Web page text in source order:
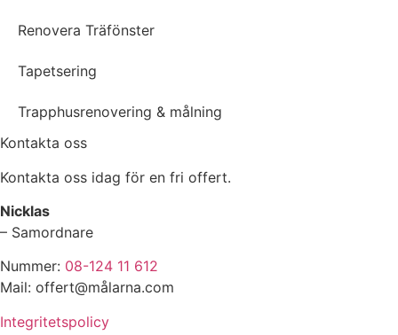
Renovera Träfönster
Tapetsering
Trapphusrenovering & målning
Kontakta oss
Kontakta oss idag för en fri offert.
Nicklas
– Samordnare
Nummer: 08-124 11 612
Mail: offert@målarna.com
Integritetspolicy